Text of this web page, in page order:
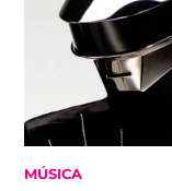
POSTED
MÚSICA